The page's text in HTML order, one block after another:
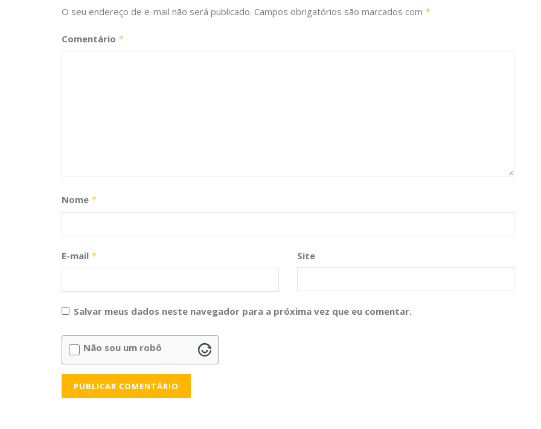
O seu endereço de e-mail não será publicado. Campos obrigatórios são marcados com *
Comentário *
Nome *
E-mail * Site
Salvar meus dados neste navegador para a próxima vez que eu comentar.
Não sou um robô